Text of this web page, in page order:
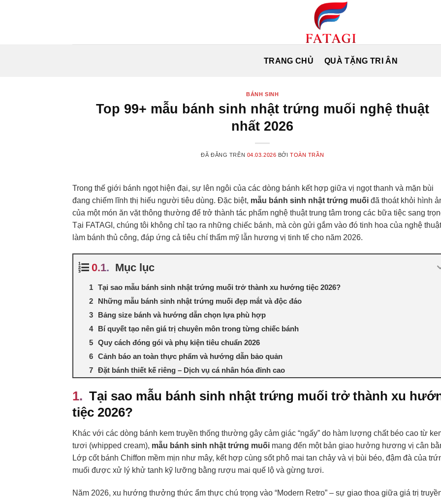
TRANG CHỦ QUÀ TẶNG TRI ÂN
BÁNH SINH
Top 99+ mẫu bánh sinh nhật trứng muối nghệ thuật
nhất 2026
ĐÃ ĐĂNG TRÊN 04.03.2026 BỞITOÀN TRẦN
Trong thế giới bánh ngọt hiện đại, sự lên ngôi của các dòng bánh kết hợp giữa vị ngọt thanh và mặn bùi
đang chiếm lĩnh thị hiếu người tiêu dùng. Đặc biệt, mẫu bánh sinh nhật trứng muối đã thoát khỏi hình
của một món ăn vặt thông thường để trở thành tác phẩm nghệ thuật trung tâm trong các bữa tiệc sang
Tại FATAGI, chúng tôi không chỉ tạo ra những chiếc bánh, mà còn gửi gắm vào đó tinh hoa của nghệ thuật
làm bánh thủ công, đáp ứng cả tiêu chí thẩm mỹ lẫn hương vị tinh tế cho năm 2026.
Mục lục
Tại sao mẫu bánh sinh nhật trứng muối trở thành xu hướng tiệc 2026?
Những mẫu bánh sinh nhật trứng muối đẹp mắt và độc đáo
Bảng size bánh và hướng dẫn chọn lựa phù hợp
Bí quyết tạo nên giá trị chuyên môn trong từng chiếc bánh
Quy cách đóng gói và phụ kiện tiêu chuẩn 2026
Cảnh báo an toàn thực phẩm và hướng dẫn bảo quản
Đặt bánh thiết kế riêng – Dịch vụ cá nhân hóa đỉnh cao
Tại sao mẫu bánh sinh nhật trứng muối trở thành xu
tiệc 2026?
Khác với các dòng bánh kem truyền thống thường gây cảm giác “ngấy” do hàm lượng chất béo cao từ
tươi (whipped cream), mẫu bánh sinh nhật trứng muối mang đến một bản giao hưởng hương vị cân
Lớp cốt bánh Chiffon mềm mịn như mây, kết hợp cùng sốt phô mai tan chảy và vị bùi béo, đậm đà của
muối được xử lý khử tanh kỹ lưỡng bằng rượu mai quế lộ và gừng tươi.
Năm 2026, xu hướng thưởng thức ẩm thực chú trọng vào “Modern Retro” – sự giao thoa giữa giá trị